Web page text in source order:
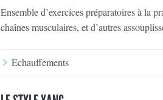
Ensemble d’exercices préparatoires à la
chaînes musculaires, et d’autres
Echauffements